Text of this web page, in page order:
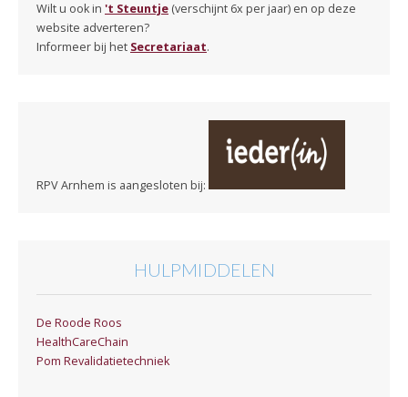
Wilt u ook in 't Steuntje (verschijnt 6x per jaar) en op deze
website adverteren?
Informeer bij het Secretariaat.
RPV Arnhem is aangesloten bij:
HULPMIDDELEN
De Roode Roos
HealthCareChain
Pom Revalidatietechniek